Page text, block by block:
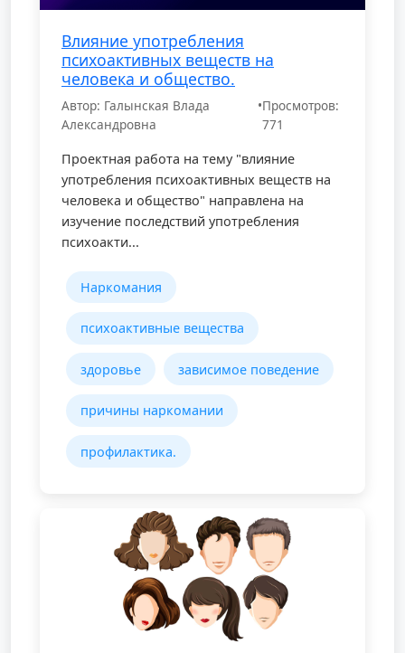
Влияние употребления
психоактивных веществ на
человека и общество.
Автор: Галынская Влада
Александровна
•Просмотров:
771
Проектная работа на тему "влияние
употребления психоактивных веществ на
человека и общество" направлена на
изучение последствий употребления
психоакти...
Наркомания
психоактивные вещества
здоровье зависимое поведение
причины наркомании
профилактика.